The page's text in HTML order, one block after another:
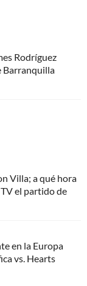
Rodríguez
Barranquilla
Villa; a qué hora
el partido de
en la Europa
vs. Hearts